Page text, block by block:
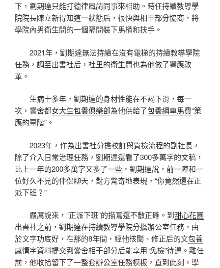
下，劉期達只能打德律風請同事來相助。時任持續教導學
院院長陳立新得知這一狀態后，很快與相干部分協商，將
學院內男衛生間的一個隔間裝下馬桶和扶手。
2021年，劉期達無法持續在沒有電梯的持續教導學院
任務，調至出書社后，社里的衛生間也為他做了響應改
革。
生病十多年，劉期達的身材性能在不竭下滑，每一
次，黌舍都女大生包養俱樂部為他供給了包養網車馬費“策
應的臺階”。
2023年，作為出書社分擔校訂與質檢流程的副社長，
除了介入日常治理任務，劉期達還看了300多萬字的文稿，
比上一年的200多萬字又多了一些。劉期達說，前一陣和一
位好久不見的伴侶聊天，對方驚奇地表現，“你竟然還在正
派下班？”
嚴厲說來，“正派下班”的描寫還不敷正確。到甜心花園
出書社之前，劉期達在持續教導學院分擔辦公室任務，由
於文字功底好，在那的8年間，經他核閱、修正后的文包養
感情字資料提交到黌舍相干部分后能享用“免檢”待遇。離任
前，他收拾留下了一整套辦公室任務模板，直到此刻，學